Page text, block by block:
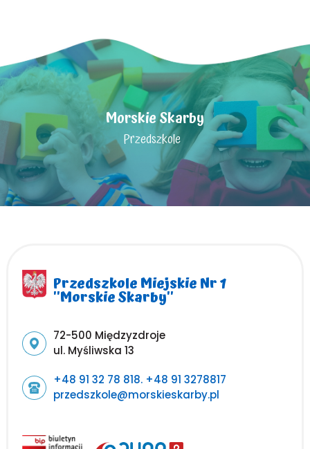
Morskie Skarby
Przedszkole
Przedszkole Miejskie Nr 1
''Morskie Skarby''
Adres pocztowy:
72-500 Międzyzdroje
ul. Myśliwska 13
+48 91 32 78 818. +48 91 3278817
przedszkole@morskieskarby.pl